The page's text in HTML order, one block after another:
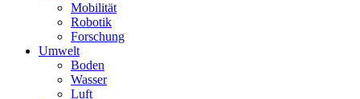
Mobilität
Robotik
Forschung
Umwelt
Boden
Wasser
Luft